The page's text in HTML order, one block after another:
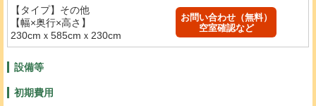
【タイプ】その他
【幅×奥行×高さ】
230cmｘ585cmｘ230cm
お問い合わせ（無料）
空室確認など
設備等
初期費用